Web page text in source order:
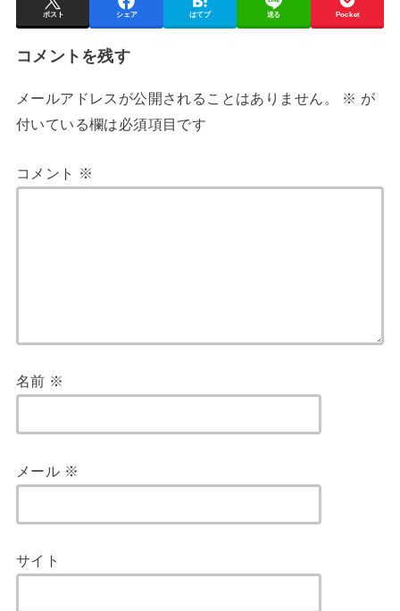
ポスト シェア はてブ 送る Pocket
コメントを残す
メールアドレスが公開されることはありません。 ※ が
付いている欄は必須項目です
コメント ※
名前 ※
メール ※
サイト